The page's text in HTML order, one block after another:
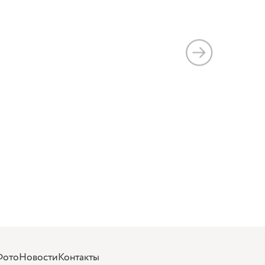
НовостиКонтакты